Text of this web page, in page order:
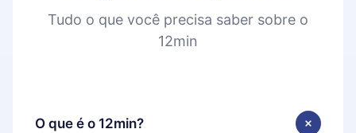
Tudo o que você precisa saber sobre o
12min
O que é o 12min?